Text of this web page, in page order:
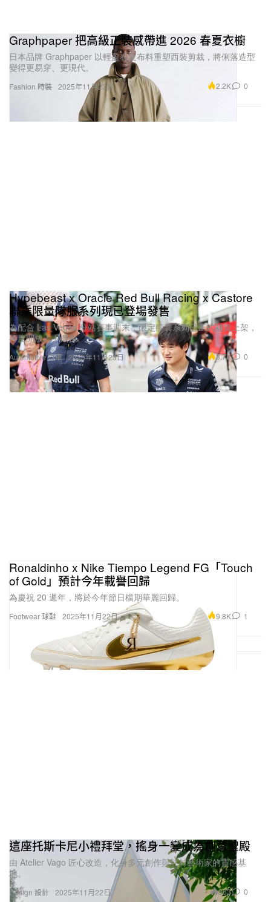
Fashion 時裝
Graphpaper 把高級正裝感帶進 2026 春夏衣櫥
日本品牌 Graphpaper 以輕盈春夏布料重塑西裝剪裁，將俐落造型
變得更易穿、更現代。
2025年11月23日 2.2K 0
Automotive 汽車
Hypebeast x Oracle Red Bull Racing x Castore
聯乘限量隊服系列現已登場發售
為配合 Las Vegas 分站賽事週末，限定膠囊系列已正式補貨上架，
再度開放入手機會。
2025年11月23日 3.7K 0
Footwear 球鞋
Ronaldinho x Nike Tiempo Legend FG「Touch
of Gold」預計今年載譽回歸
為慶祝 20 週年，將於今年節日檔期華麗回歸。
2025年11月22日 9.8K 1
Design 設計
這座托斯卡尼小禮拜堂，搖身一變成為創意聖殿
由 Atelier Vago 匠心改造，化身多元創作與駐村藝術家的靈感基
地。
2025年11月22日 863 0